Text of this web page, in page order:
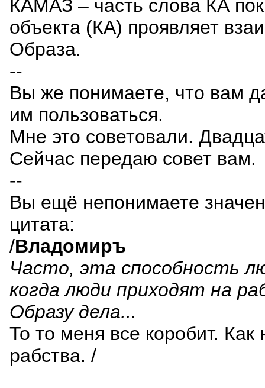
КАМАЗ – часть слова КА
объекта (КА) проявляет
Образа.
--
Вы же понимаете, что вам
им пользоваться.
Мне это советовали.
Сейчас передаю совет вам.
--
Вы ещё непонимаете
цитата:
/Владомиръ
Часто, эта способность
когда люди приходят на
Образу дела...
То то меня все коробит.
рабства. /